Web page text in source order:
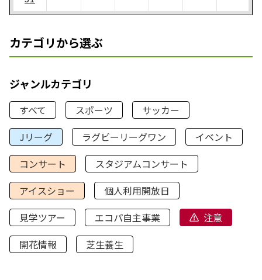
カテゴリから選ぶ
ジャンルカテゴリ
すべて スポーツ
サッカー
Jリーグ
ラグビーリーグワン
イベント
コンサート
スタジアムコンサート
アイスショー
個人利用開放日
見学ツアー
エコパ自主事業
注意
開花情報
芝生養生